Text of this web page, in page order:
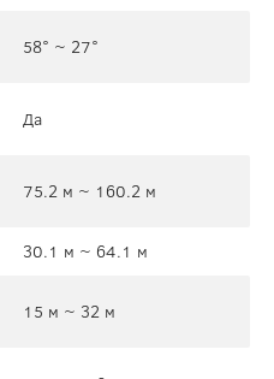
58° ~ 27°
Да
75.2 м ~ 160.2 м
30.1 м ~ 64.1 м
15 м ~ 32 м